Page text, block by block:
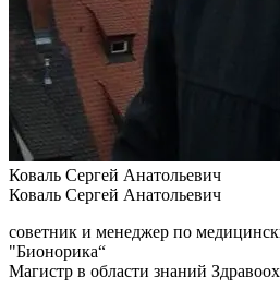
Коваль Сергей Анатольевич
Коваль Сергей Анатольевич
советник и менеджер по
"Бионорика“
Магистр в области знаний